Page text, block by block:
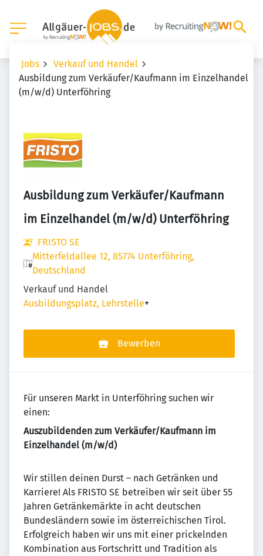
Jobs
Verkauf und Handel
Ausbildung zum Verkäufer/Kaufmann im Einzelhandel
(m/w/d) Unterföhring
Ausbildung zum Verkäufer/Kaufmann
im Einzelhandel (m/w/d) Unterföhring
FRISTO SE
Mitterfeldallee 12, 85774 Unterföhring,
Deutschland
Verkauf und Handel
Ausbildungsplatz, Lehrstelle+
Bewerben
Für unseren Markt in Unterföhring suchen wir
einen:
Auszubildenden zum Verkäufer/Kaufmann im
Einzelhandel (m/w/d)
Wir stillen deinen Durst – nach Getränken und
Karriere! Als FRISTO SE betreiben wir seit über 55
Jahren Getränkemärkte in acht deutschen
Bundesländern sowie im österreichischen Tirol.
Erfolgreich haben wir uns mit einer prickelnden
Kombination aus Fortschritt und Tradition als